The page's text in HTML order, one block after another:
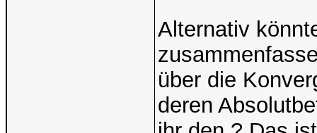
Alternativ
über die
deren